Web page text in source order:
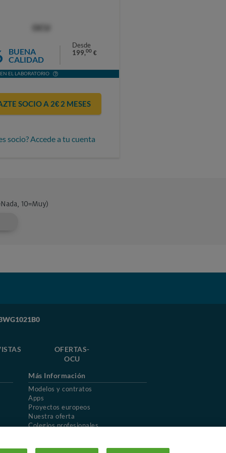
BUENA
CALIDAD
Desde
199,00 €
EL LABORATORIO
SOCIO A 2€ 2 MESES
socio? Accede a tu cuenta
OFERTAS-
OCU
Más Información
Modelos y contratos
Apps
Proyectos europeos
Nuestra oferta
Colegios profesionales